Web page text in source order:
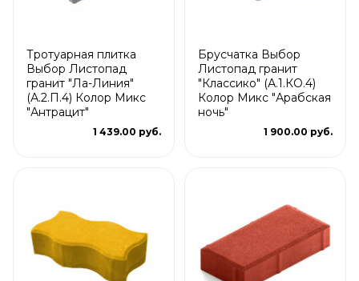
Тротуарная плитка
Выбор Листопад
гранит "Ла-Линия"
(А.2.П.4) Колор Микс
"Антрацит"
1 439.00 руб.
Брусчатка Выбор
Листопад гранит
"Классико" (А.1.КО.4)
Колор Микс "Арабская
ночь"
1 900.00 руб.